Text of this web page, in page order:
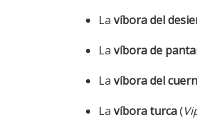
La víbora del
La víbora de
La víbora del
La víbora turca(